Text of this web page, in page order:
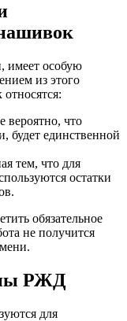
имеет особую
из этого
вероятно, что
будет единственной
тем, что для
остатки
обязательное
не получится
РЖД
для